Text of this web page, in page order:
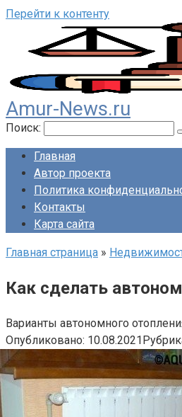
Перейти к контенту
Amur-News.ru
Поиск:
Главная
Автор проекта
Политика
Контакты
Карта сайта
Главная страница »
Как сделать
Варианты автономного
Опубликовано: 10.08.2021